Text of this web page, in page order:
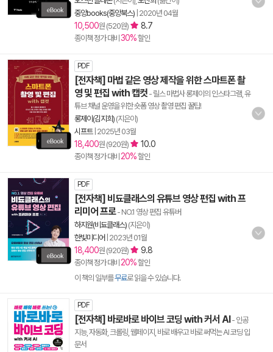
중앙books(중앙북스) 2020년 04월
10,500원 (520원) 8.7
종이책 정가 대비 30%할인
PDF
[전자책] 마법 같은 영상 제작을 위한 스마트폰 촬
영 및 편집 with 캡컷 - 릴스 마법사 롱제이의 인스타그램, 유
튜브 채널 운영을 위한 숏폼 영상 촬영 편집 꿀팁!
롱제이(김지희) (지은이)
시프트| 2025년 03월
18,400원 (920원) 10.0
종이책 정가 대비 20%할인
PDF
[전자책] 비됴클래스의 유튜브 영상 편집 with 프
리미어 프로- NO.1 영상 편집 유튜버
하지원(비됴클래스) (지은이)
한빛미디어 2023년 01월
18,400원 (920원) 9.8
종이책 정가 대비 20%할인
이 책의 일부를무료로 읽을 수 있습니다.
PDF
[전자책] 바로바로 바이브 코딩 with 커서 AI - 인공
지능, 자동화, 크롤링, 웹페이지, 바로 배우고 바로 써먹는 AI 코딩 입
문서